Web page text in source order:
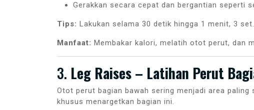
Gerakkan secara cepat dan bergantian seperti
Tips: Lakukan selama 30 detik hingga 1 menit, 3 set.
Manfaat: Membakar kalori, melatih otot perut, dan
3. Leg Raises – Latihan Perut
Otot perut bagian bawah sering menjadi area
khusus menargetkan bagian ini.